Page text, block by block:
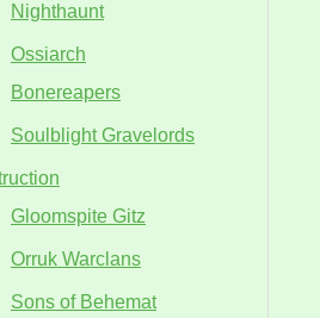
Nighthaunt
Ossiarch
Bonereapers
Soulblight Gravelords
Gloomspite Gitz
Orruk Warclans
Sons of Behemat